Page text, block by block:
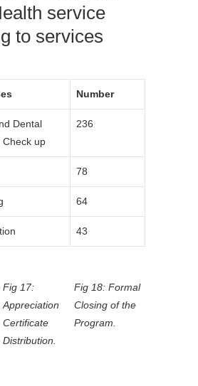
service
to services
Number
Dental
Check up
236
78
64
43
Fig 17:
Appreciation
Certificate
Distribution.
Fig 18: Formal
Closing of the
Program.